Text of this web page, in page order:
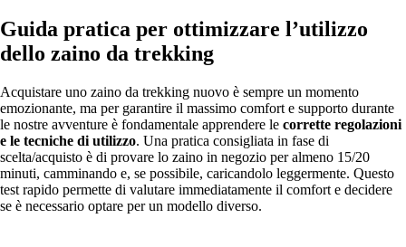
Guida pratica per ottimizzare l’utilizzo
dello zaino da trekking
Acquistare uno zaino da trekking nuovo è sempre un momento
emozionante, ma per garantire il massimo comfort e supporto durante
le nostre avventure è fondamentale apprendere le corrette regolazioni
e le tecniche di utilizzo. Una pratica consigliata in fase di
scelta/acquisto è di provare lo zaino in negozio per almeno 15/20
minuti, camminando e, se possibile, caricandolo leggermente. Questo
test rapido permette di valutare immediatamente il comfort e decidere
se è necessario optare per un modello diverso.